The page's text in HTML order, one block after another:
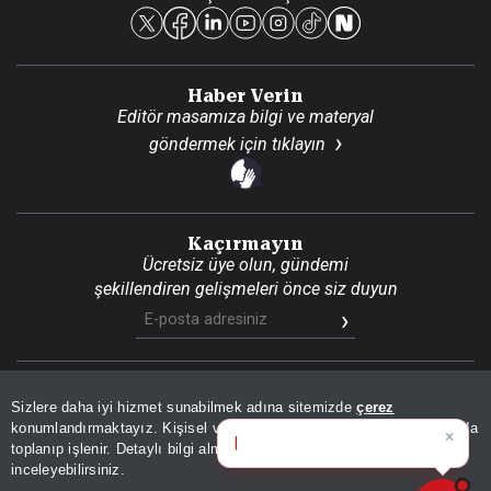
Sizlere daha iyi hizmet sunabilmek adına sitemizdeçerez
konumlandırmaktayız. Kişisel verileriniz, KVKK ve GDPR kapsamında
toplanıp işlenir. Detaylı bilgi almak için
inceleyebilirsiniz.
Reklam Ver
Haber Verin
Editör masamıza bilgi ve materyal
göndermek için tıklayın
Kaçırmayın
Ücretsiz üye olun, gündemi
şekillendiren gelişmeleri önce siz duyun
© 2026 İhlas Medya Grubu. Tüm Hakları Saklıdır
Son DakikaSite HaritasıRSSKVKK Aydınlatma Metni
Gizlilik PolitikasıÇerez Politikası
×